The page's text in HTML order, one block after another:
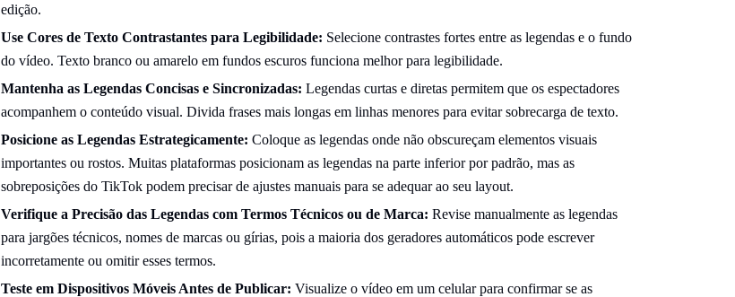
edição.
Use Cores de Texto Contrastantes para Legibilidade: Selecione contrastes fortes entre as legendas e o fundo
do vídeo. Texto branco ou amarelo em fundos escuros funciona melhor para legibilidade.
Mantenha as Legendas Concisas e Sincronizadas: Legendas curtas e diretas permitem que os espectadores
acompanhem o conteúdo visual. Divida frases mais longas em linhas menores para evitar sobrecarga de texto.
Posicione as Legendas Estrategicamente: Coloque as legendas onde não obscureçam elementos visuais
importantes ou rostos. Muitas plataformas posicionam as legendas na parte inferior por padrão, mas as
sobreposições do TikTok podem precisar de ajustes manuais para se adequar ao seu layout.
Verifique a Precisão das Legendas com Termos Técnicos ou de Marca: Revise manualmente as legendas
para jargões técnicos, nomes de marcas ou gírias, pois a maioria dos geradores automáticos pode escrever
incorretamente ou omitir esses termos.
Teste em Dispositivos Móveis Antes de Publicar: Visualize o vídeo em um celular para confirmar se as